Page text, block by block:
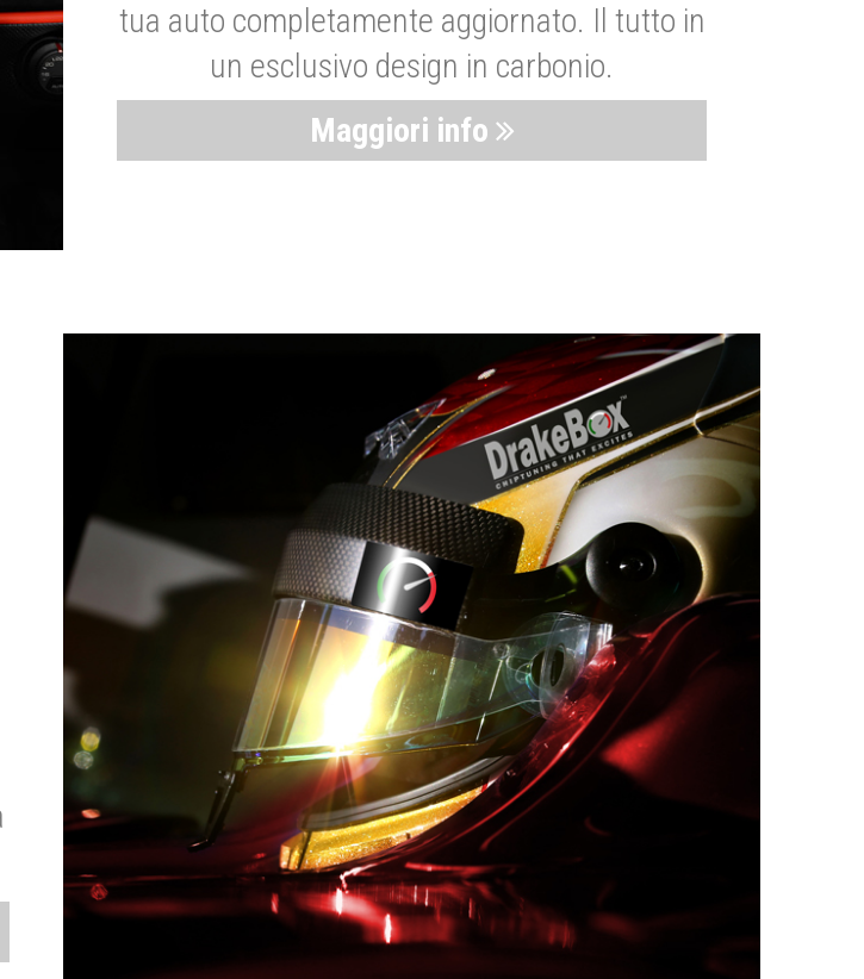
tua auto completamente aggiornato. Il tutto in
un esclusivo design in carbonio.
Maggiori info